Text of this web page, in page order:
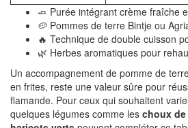
🧈 Purée intégrant crème fraîche
🥔 Pommes de terre Bintje ou
🔥 Technique de double cuisson
🌿 Herbes aromatiques pour
Un accompagnement de pomme de
en frites, reste une valeur sûre pour
flamande. Pour ceux qui souhaitent
quelques légumes comme les choux